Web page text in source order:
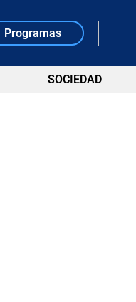
Programas
SOCIEDAD